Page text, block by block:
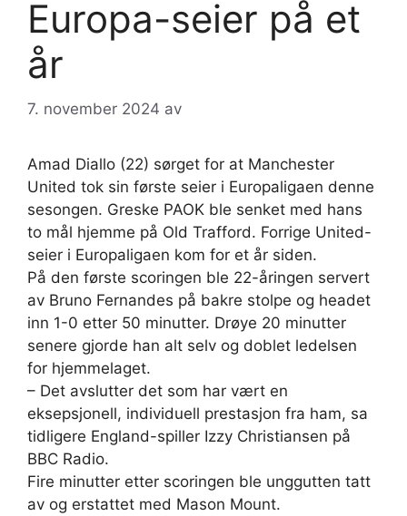
Europa-seier på et
år
7. november 2024 av
Amad Diallo (22) sørget for at Manchester
United tok sin første seier i Europaligaen denne
sesongen. Greske PAOK ble senket med hans
to mål hjemme på Old Trafford. Forrige United-
seier i Europaligaen kom for et år siden.
På den første scoringen ble 22-åringen servert
av Bruno Fernandes på bakre stolpe og headet
inn 1-0 etter 50 minutter. Drøye 20 minutter
senere gjorde han alt selv og doblet ledelsen
for hjemmelaget.
– Det avslutter det som har vært en
eksepsjonell, individuell prestasjon fra ham, sa
tidligere England-spiller Izzy Christiansen på
BBC Radio.
Fire minutter etter scoringen ble unggutten tatt
av og erstattet med Mason Mount.